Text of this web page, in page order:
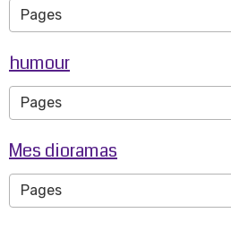
humour
Mes dioramas